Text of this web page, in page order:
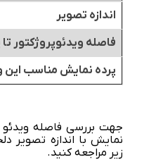
اندازه تصویر
فاصله ویدئوپروژکتور
پرده نمایش مناسب این
جهت بررسی فاصله ویدئو
نمایش با اندازه تصویر
زیر مراجعه کنید.